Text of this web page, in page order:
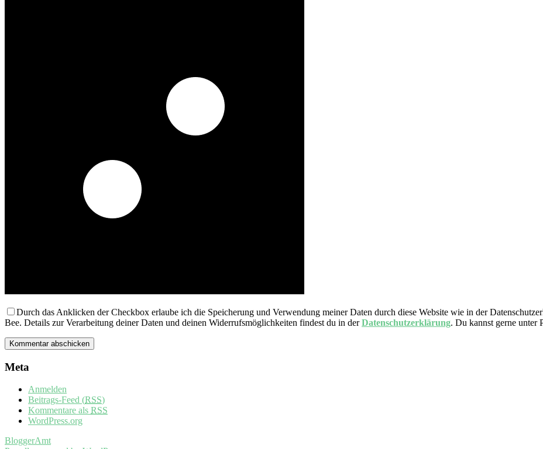
Durch das Anklicken der Checkbox erlaube ich die Speicherung und Verwendung meiner Daten durch diese Website wie in der
Bee. Details zur Verarbeitung deiner Daten und deinen Widerrufsmöglichkeiten findest du in derDatenschutzerklärung. Du kannst gerne unter
Meta
Anmelden
Beitrags-Feed (RSS)
Kommentare als RSS
WordPress.org
BloggerAmt